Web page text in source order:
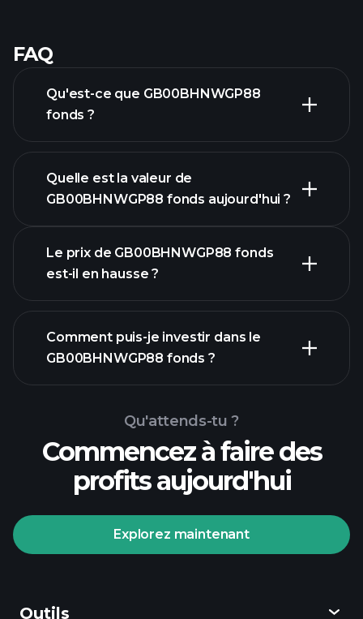
FAQ
Qu'est-ce que GB00BHNWGP88
fonds ?
Quelle est la valeur de
GB00BHNWGP88 fonds aujourd'hui ?
graphique avancé
Le prix de GB00BHNWGP88 fonds
est-il en hausse ?
graphique
GB00BHNWGP88 fonds
Comment puis-je investir dans le
GB00BHNWGP88 fonds ?
Qu'attends-tu ?
Commencez à faire des
profits aujourd'hui
Explorez maintenant
Outils